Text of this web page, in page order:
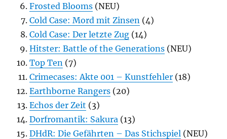
Frosted Blooms (NEU)
Cold Case: Mord mit Zinsen (4)
Cold Case: Der letzte Zug (14)
Hitster: Battle of the Generations (NEU)
Top Ten (7)
Crimecases: Akte 001 – Kunstfehler (18)
Earthborne Rangers (20)
Echos der Zeit (3)
Dorfromantik: Sakura (13)
DHdR: Die Gefährten – Das Stichspiel (NEU)